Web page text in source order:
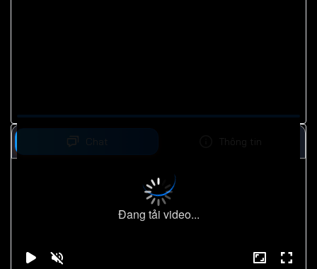
Đang tải video...
Chat Thông tin